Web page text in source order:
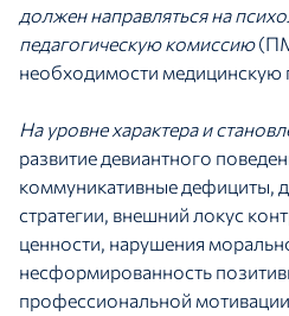
должен направляться на
педагогическую комиссию
необходимости
На уровне характера и
развитие девиантного
коммуникативные дефициты,
стратегии, внешний локус
ценности, нарушения
несформированность
профессиональной